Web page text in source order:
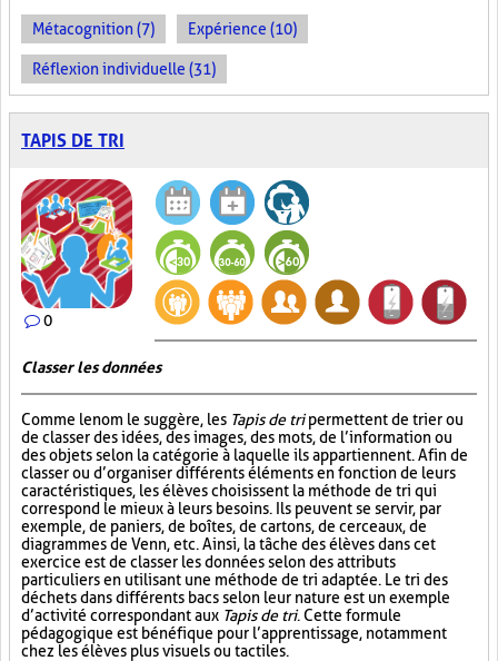
Métacognition (7) Expérience (10)
Réflexion individuelle (31)
TAPIS DE TRI
0
Classer les données
Comme le nom le suggère, les Tapis de tripermettent de trier ou
de classer des idées, des images, des mots, de l’information ou
des objets selon la catégorie à laquelle ils appartiennent. Afin de
classer ou d’organiser différents éléments en fonction de leurs
caractéristiques, les élèves choisissent la méthode de tri qui
correspond le mieux à leurs besoins. Ils peuvent se servir, par
exemple, de paniers, de boîtes, de cartons, de cerceaux, de
diagrammes de Venn, etc. Ainsi, la tâche des élèves dans cet
exercice est de classer les données selon des attributs
particuliers en utilisant une méthode de tri adaptée. Le tri des
déchets dans différents bacs selon leur nature est un exemple
d’activité correspondant aux Tapis de tri. Cette formule
pédagogique est bénéfique pour l’apprentissage, notamment
chez les élèves plus visuels ou tactiles.